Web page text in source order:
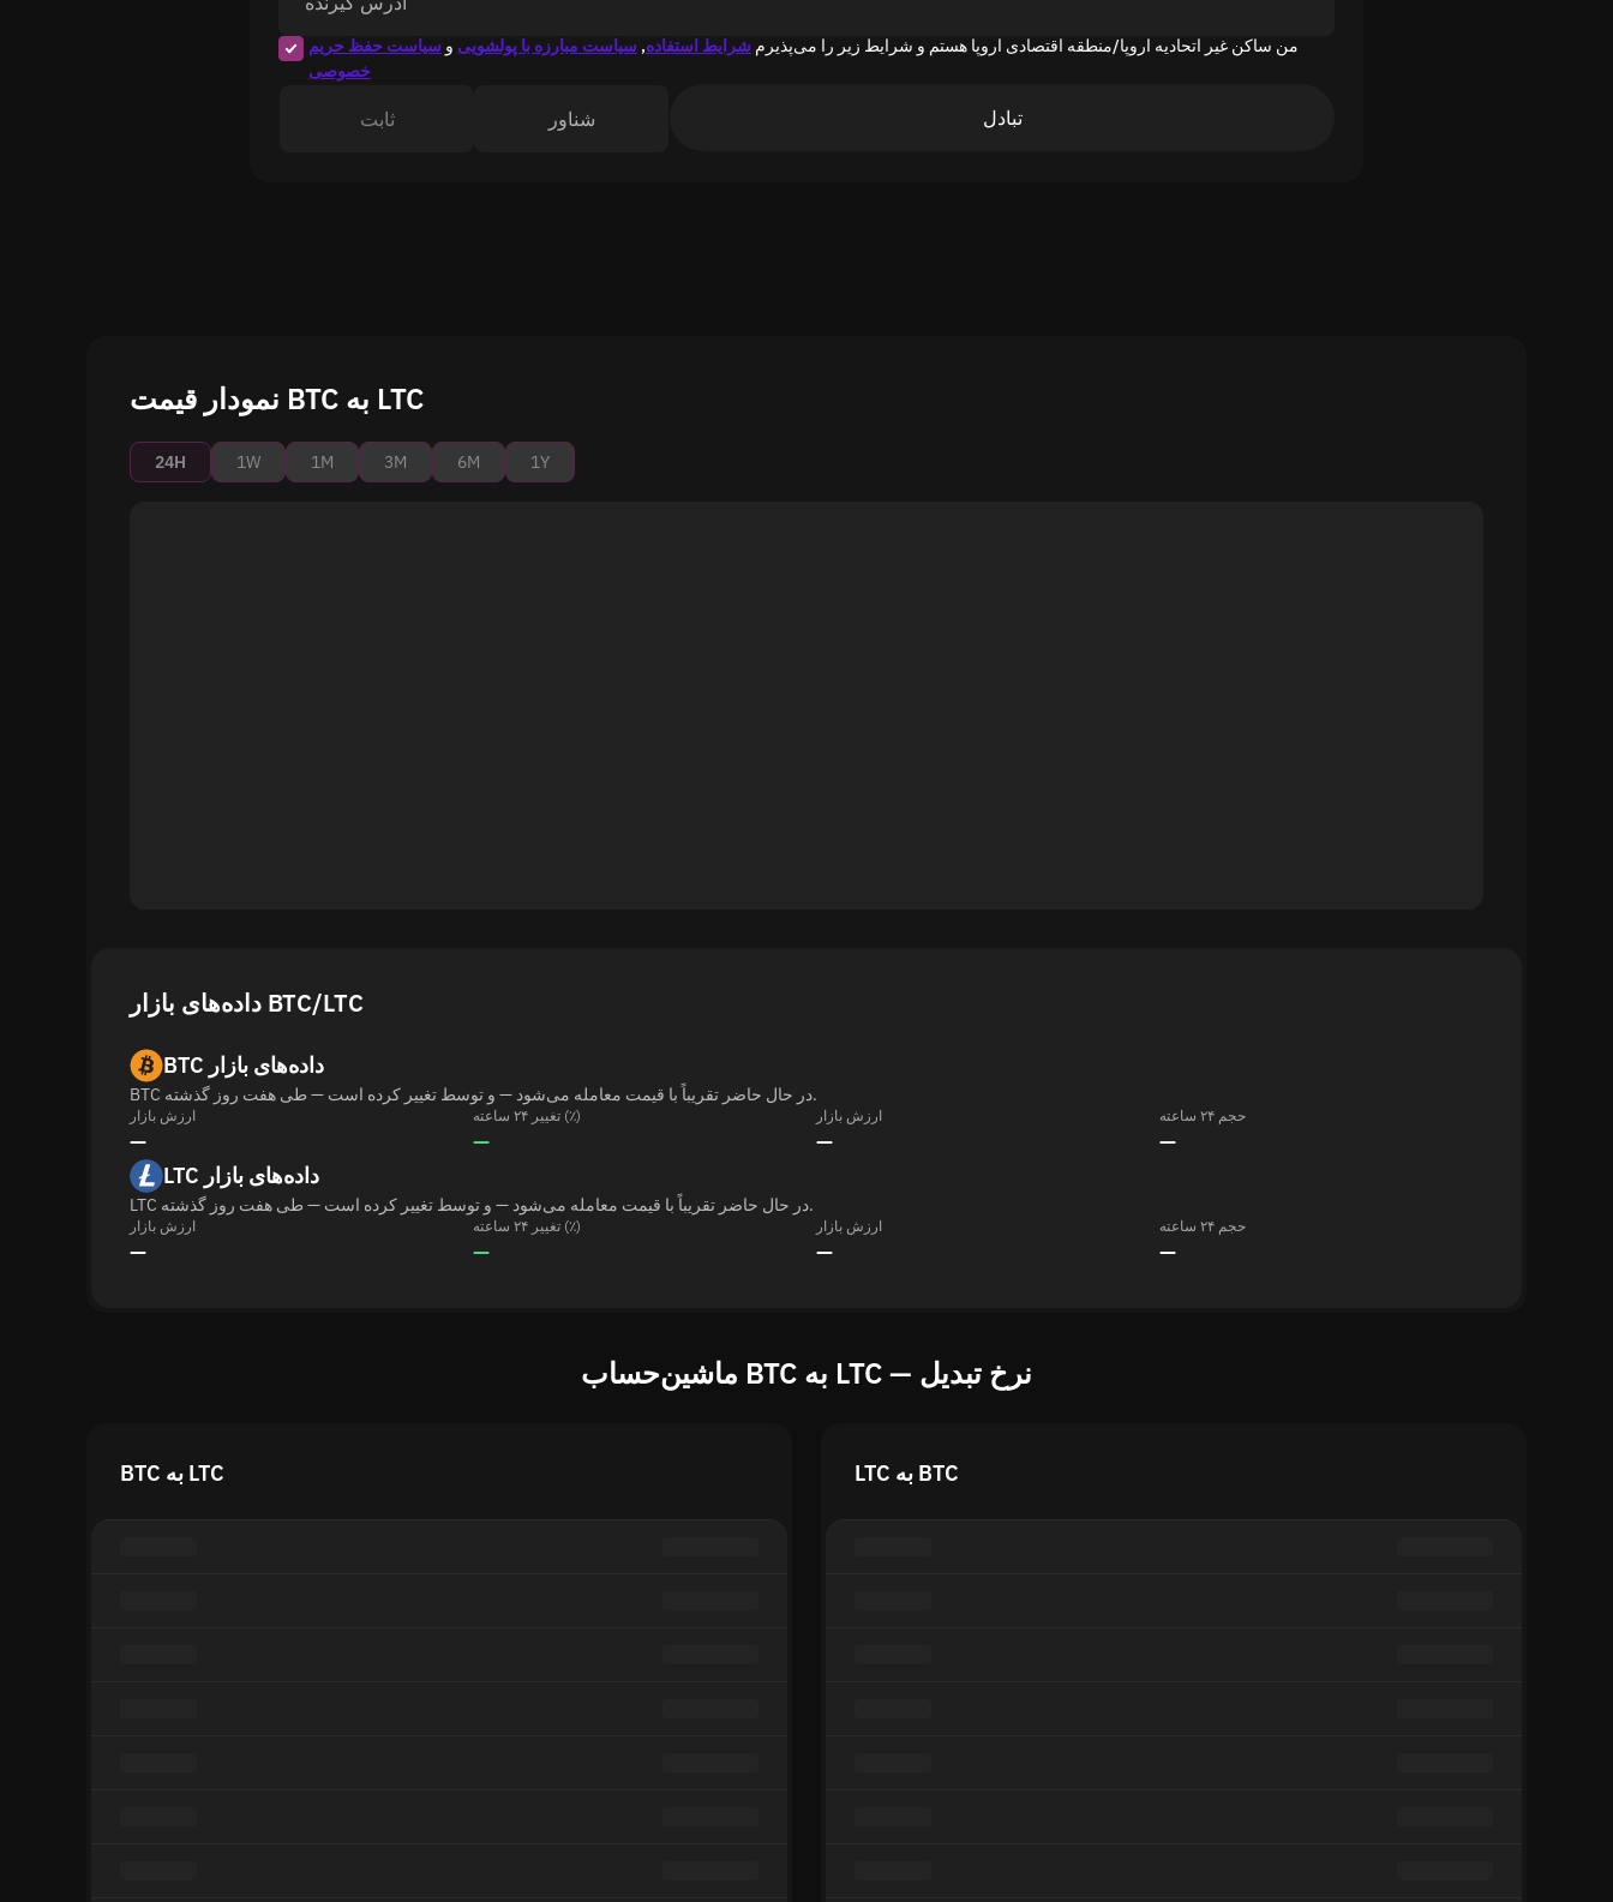
من ساکن غیر اتحادیه اروپا/منطقه اقتصادی اروپا هستم و شرایط زیر را می‌پذیرم شرایط استفاده, سیاست مبارزه با پولشویی و سیاست حفظ حریم
خصوصی
ثابت شناور تبادل
نمودار قیمت BTC به LTC
24H 1W 1M 3M 6M 1Y
BTC داده‌های بازار
BTC در حال حاضر تقریباً با قیمت معامله می‌شود — و توسط تغییر کرده است — طی هفت روز گذشته.
ارزش بازار
—
تغییر ۲۴ ساعته (٪)
—
ارزش بازار
—
حجم ۲۴ ساعته
—
LTC داده‌های بازار
LTC در حال حاضر تقریباً با قیمت معامله می‌شود — و توسط تغییر کرده است — طی هفت روز گذشته.
ارزش بازار
—
تغییر ۲۴ ساعته (٪)
—
ارزش بازار
—
حجم ۲۴ ساعته
—
ماشین‌حساب BTC به LTC — نرخ تبدیل
BTC به LTC LTC به BTC